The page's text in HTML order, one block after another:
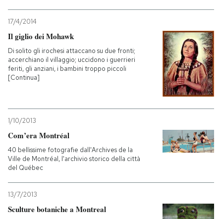
17/4/2014
Il giglio dei Mohawk
Di solito gli irochesi attaccano su due fronti;
accerchiano il villaggio; uccidono i guerrieri
feriti, gli anziani, i bambini troppo piccoli
[Continua]
1/10/2013
Com’era Montréal
40 bellissime fotografie dall'Archives de la
Ville de Montréal, l'archivio storico della città
del Québec
13/7/2013
Sculture botaniche a Montreal